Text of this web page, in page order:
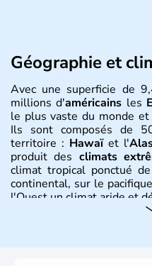
Géographie et
Avec une superficie de
millions d'américains les
le plus vaste du monde
Ils sont composés de
territoire : Hawaïet l'
produit des climats
climat tropical ponctué
continental, sur le
l'Ouest un climat aride et